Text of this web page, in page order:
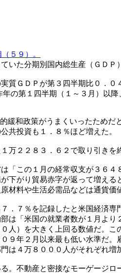
５９）。
いた分期別国内総生産（ＧＤ
質ＧＤＰが第３四半期比０．
の第１四半期（１～３月）以降
緩和政策がうまくいったため
共投資も１．８％ほど増えた。
万２２８３．６２で取り引きを
「この１月の経常収支が３６
下がり貿易赤字が返って増え
材料や生活必需品などは通貨
．７％を記録したと米国経済
は「米国の就業者数が１月よ
人）を大きく上回る数値だ。
９年２月以来最も低い水準だ
は４万８０００人がそれぞれ増
。不動産と密接なモーゲージ